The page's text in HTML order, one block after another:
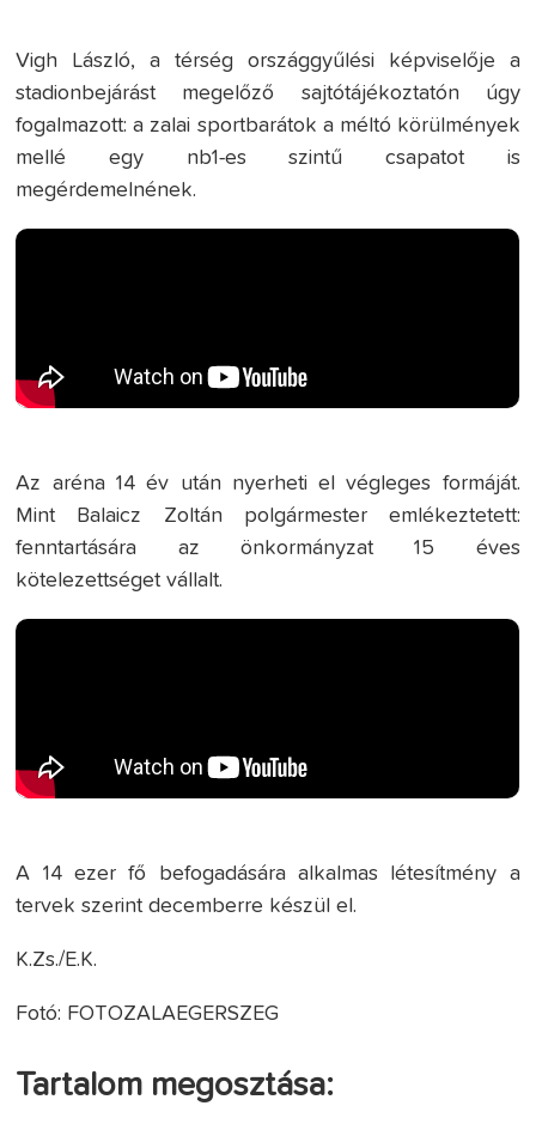
Vigh László, a térség országgyűlési képviselője a
stadionbejárást megelőző sajtótájékoztatón úgy
fogalmazott: a zalai sportbarátok a méltó körülmények
mellé egy nb1-es szintű csapatot is
megérdemelnének.
Az aréna 14 év után nyerheti el végleges formáját.
Mint Balaicz Zoltán polgármester emlékeztetett:
fenntartására az önkormányzat 15 éves
kötelezettséget vállalt.
A 14 ezer fő befogadására alkalmas létesítmény a
tervek szerint decemberre készül el.
K.Zs./E.K.
Fotó: FOTOZALAEGERSZEG
Tartalom megosztása: